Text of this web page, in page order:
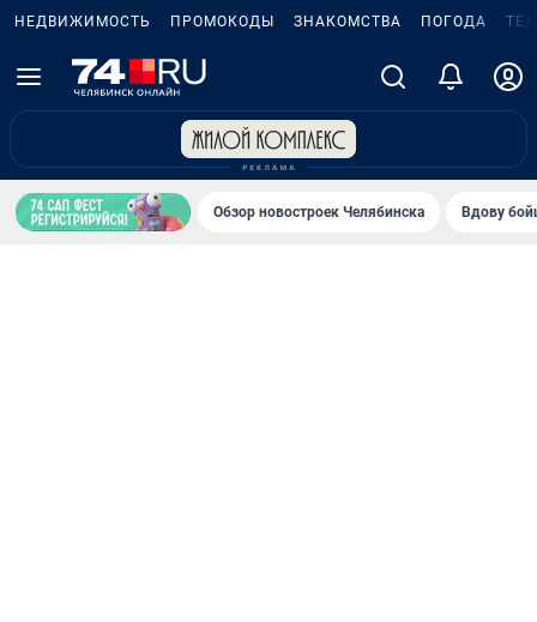
НЕДВИЖИМОСТЬ ПРОМОКОДЫ ЗНАКОМСТВА ПОГОДА
Обзор новостроек Челябинска Вдову